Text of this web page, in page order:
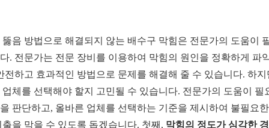
뚫음 방법으로 해결되지 않는 배수구 막힘은 전문가의 도움이
. 전문가는 전문 장비를 이용하여 막힘의 원인을 정확하게 파
전하고 효과적인 방법으로 문제를 해결해 줄 수 있습니다. 하지
업체를 선택해야 할지 고민될 수 있습니다. 전문가의 도움이 필
판단하고, 올바른 업체를 선택하는 기준을 제시하여 불필요
출을 막을 수 있도록 돕겠습니다. 첫째, 막힘의 정도가 심각한